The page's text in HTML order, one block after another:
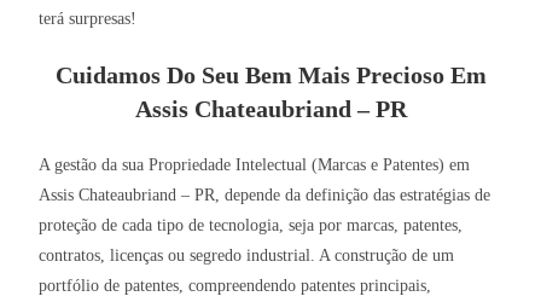
terá surpresas!
Cuidamos Do Seu Bem Mais Precioso Em
Assis Chateaubriand – PR
A gestão da sua Propriedade Intelectual (Marcas e Patentes) em
Assis Chateaubriand – PR, depende da definição das estratégias de
proteção de cada tipo de tecnologia, seja por marcas, patentes,
contratos, licenças ou segredo industrial. A construção de um
portfólio de patentes, compreendendo patentes principais,